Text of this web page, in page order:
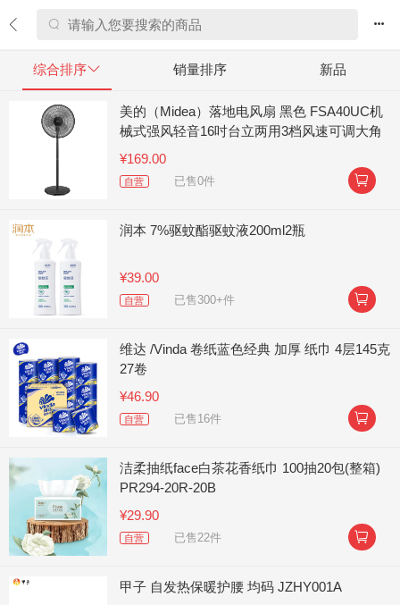
 
综合排序 销量排序 新品
美的（Midea）落地电风扇 黑色 FSA40UC机
械式强风轻音16吋台立两用3档风速可调大角
度左右送风
¥169.00
自营 已售0件 
润本 7%驱蚊酯驱蚊液200ml2瓶
¥39.00
自营 已售300+件 
维达 /Vinda 卷纸蓝色经典 加厚 纸巾 4层145克
27卷
¥46.90
自营 已售16件 
洁柔抽纸face白茶花香纸巾 100抽20包(整箱)
PR294-20R-20B
¥29.90
自营 已售22件 
甲子 自发热保暖护腰 均码 JZHY001A